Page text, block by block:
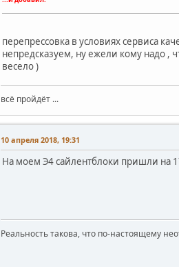
перепрессовка в условиях сервиса
непредсказуем, ну ежели кому надо ,
весело )
всё пройдёт ...
10 апреля 2018, 19:31
На моем Э4 сайлентблоки пришли на
Реальность такова, что по-настоящему